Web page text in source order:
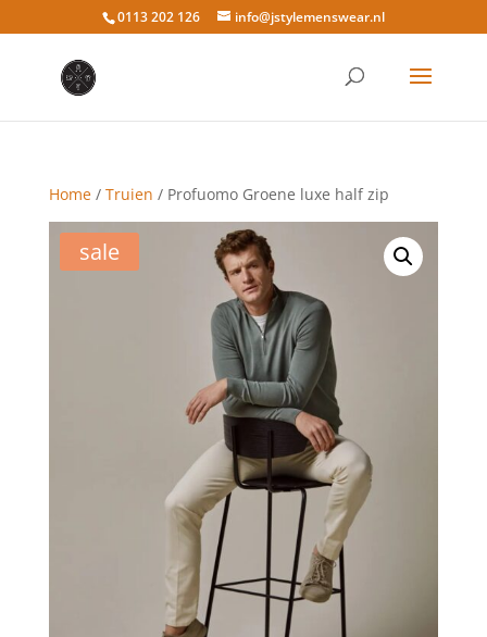
0113 202 126 info@jstylemenswear.nl
Home/ Truien / Profuomo Groene luxe half zip
sale